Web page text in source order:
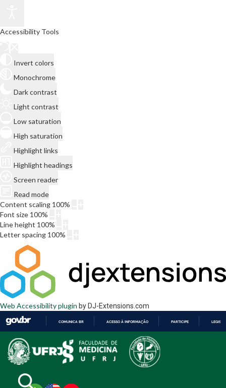
Accessibility Tools
Invert colors
Monochrome
Dark contrast
Light contrast
Low saturation
High saturation
Highlight links
Highlight headings
Screen reader
Read mode
Content scaling 100%
Font size 100%
Line height 100%
Letter spacing 100%
Web Accessibility plugin by DJ-Extensions.com
PARA
O
CONTEÚDO
COMUNICA BR ACESSO À INFORMAÇÃO PARTICIPE